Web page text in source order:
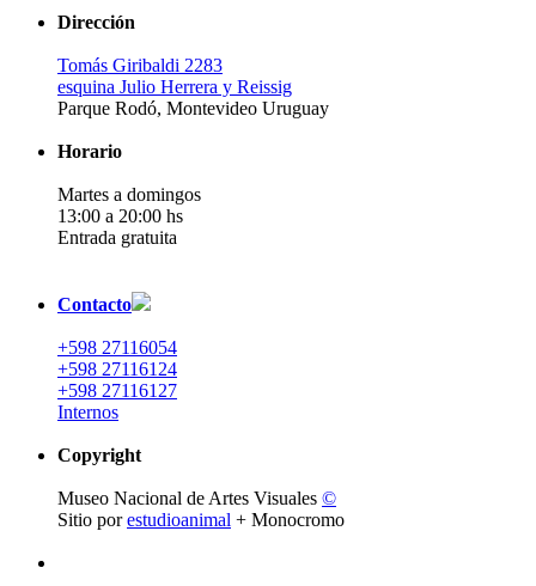
Dirección
Tomás Giribaldi 2283
esquina Julio Herrera y Reissig
Parque Rodó, Montevideo Uruguay
Horario
Martes a domingos
13:00 a 20:00 hs
Entrada gratuita
Contacto
+598 27116054
+598 27116124
+598 27116127
Internos
Copyright
Museo Nacional de Artes Visuales ©
Sitio porestudioanimal + Monocromo